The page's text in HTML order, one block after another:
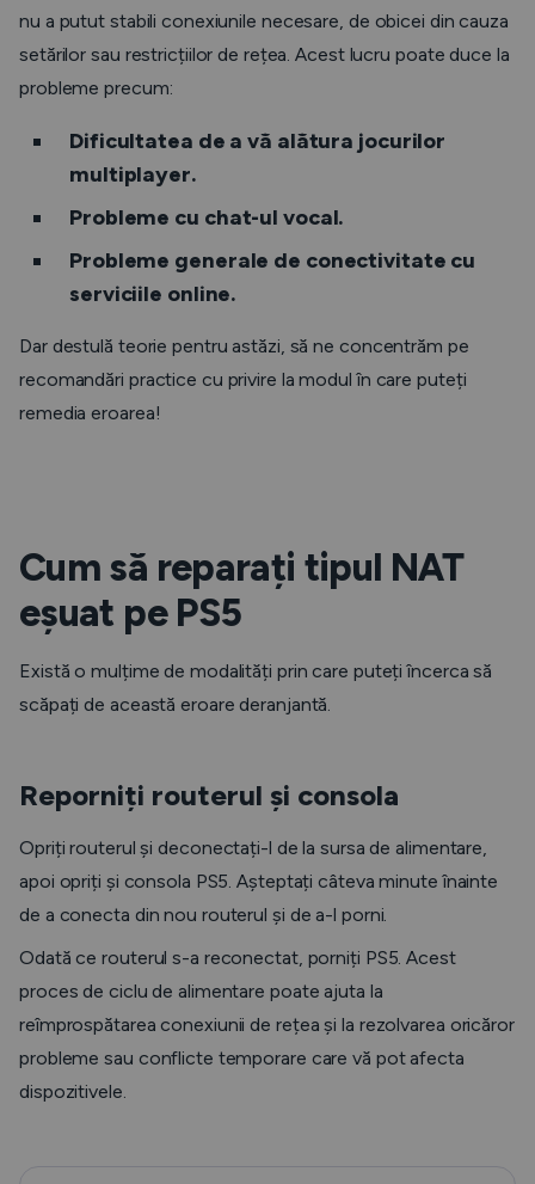
nu a putut stabili conexiunile necesare, de obicei din cauza
setărilor sau restricțiilor de rețea. Acest lucru poate duce la
probleme precum:
Dificultatea de a vă alătura jocurilor
multiplayer.
Probleme cu chat-ul vocal.
Probleme generale de conectivitate cu
serviciile online.
Dar destulă teorie pentru astăzi, să ne concentrăm pe
recomandări practice cu privire la modul în care puteți
remedia eroarea!
Cum să reparați tipul NAT
eșuat pe PS5
Există o mulțime de modalități prin care puteți încerca să
scăpați de această eroare deranjantă.
Reporniți routerul și consola
Opriți routerul și deconectați-l de la sursa de alimentare,
apoi opriți și consola PS5. Așteptați câteva minute înainte
de a conecta din nou routerul și de a-l porni.
Odată ce routerul s-a reconectat, porniți PS5. Acest
proces de ciclu de alimentare poate ajuta la
reîmprospătarea conexiunii de rețea și la rezolvarea oricăror
probleme sau conflicte temporare care vă pot afecta
dispozitivele.